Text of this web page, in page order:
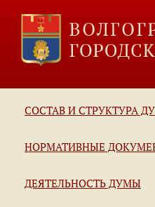
СОСТАВ И СТРУКТУРА
НОРМАТИВНЫЕ
ДЕЯТЕЛЬНОСТЬ ДУМЫ